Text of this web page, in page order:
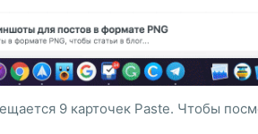
9 карточек Paste. Чтобы